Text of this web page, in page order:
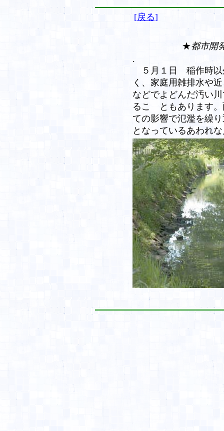
[戻る]
★都市開
.
５月１日 稲作時以
く、家庭用雑排水や
などでよどんだ汚い
るこ ともあります。
ての影響で氾濫を繰
となっているあわれ